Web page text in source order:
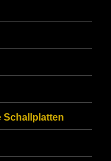
Schallplatten